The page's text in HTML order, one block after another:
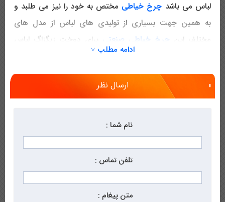
لباس می باشد چرخ خیاطی مختص به خود را نیز می طلبد و
به همین جهت بسیاری از تولیدی های لباس از مدل های
مختلف این
چرخ خیاطی صنعتی
برای دوخت زیگزاگ لباس
های خود استفاده میکنند و همین دلیل کافی بود تا فروشگاه
چرخ خیاطی میثم مدل های مختلف چرخ خیاطی هفت و
هشت را به صورت اینترنتی عرضه نموده تا در صورتی که
هستند بتوانند در کمترین زمان نسبت به ثبت
سفارش خود اقدام نموده تا چرخ خیاطی مورد نظر برای شما
ادامه مطلب ˅
ارسال نظر
نام شما :
تلفن تماس :
متن پیغام :